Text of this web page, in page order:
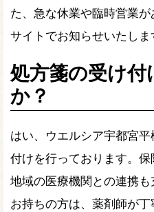
た、急な休業や臨時営業
サイトでお知らせいたしま
処方箋の受け付
か？
はい、ウエルシア宇都宮
付けを行っております。保
地域の医療機関との連携
お持ちの方は、薬剤師が